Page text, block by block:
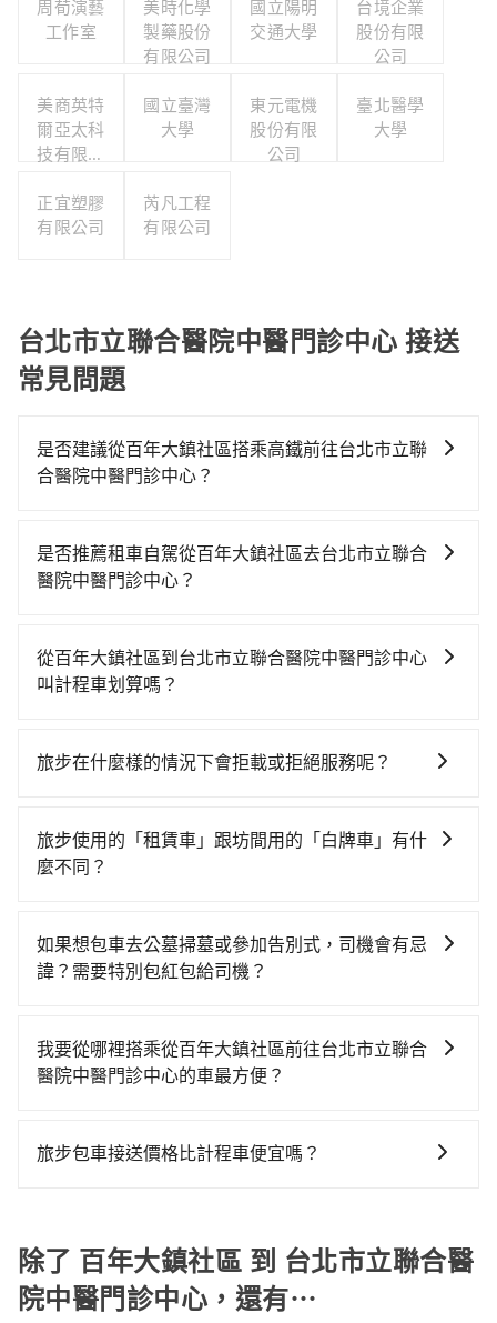
周荀演藝
工作室
美時化學
製藥股份
有限公司
國立陽明
交通大學
台境企業
股份有限
公司
美商英特
爾亞太科
技有限公
國立臺灣
大學
東元電機
股份有限
公司
臺北醫學
大學
正宜塑膠
有限公司
芮凡工程
有限公司
台北市立聯合醫院中醫門診中心 接送
常見問題
是否建議從百年大鎮社區搭乘高鐵前往台北市立聯
合醫院中醫門診中心？
心絕非最佳選擇，高鐵較貴、費時、轉車麻煩！桃園-台
北雖然一天最多時有74班車次，從最早06:49到23:40，
鐵站，叫一輛計程車花費約700元、車程約40分鐘。抵
達高鐵站後，步行進站、現場購票並於月台排隊的時間
站、等待車站前排班的計程車，搭上小黃後約花16分
分鐘，假設一人獨行，交通費總計1,060元。但如果全程
使用tripool並到府專車接送，則僅需花費約890元，費
車上，現在還不馬上來預約tripool！
是否推薦租車自駕從百年大鎮社區去台北市立聯合
醫院中醫門診中心？
可以選擇租車自駕，但花費可能不小。租車公司一般以
天為單位計費，小轎車如Toyota Yaris、Nissan
3元）、eTag（每公里約1元）、路邊停車（每小時約40
大鎮社區與台北市立聯合醫院中醫門診中心，不然就是
需要一次租用多天，如此預計小轎車的花費至少
從百年大鎮社區到台北市立聯合醫院中醫門診中心
叫計程車划算嗎？
灣大車隊、Uber、Line Taxi、Yoxi等，如果在路邊攔不
車看看。依照里程跳錶計算，價格約為1,135~1,400元
間，但如改預約tripool可省高達$500。綜合以上，無論
旅步在什麼樣的情況下會拒載或拒絕服務呢？
原因，司機有權拒絕服務： 1) 當日搭車人數或行李超過
訂購時填寫的數量。請務必確實填寫當日實際攜帶的行
童的安全，依道路交通安全規則規定，四歲以下的孩童
必須乘坐兒童座椅。 3) 搭乘寵物友善專車卻沒有裝籠。
旅步使用的「租賃車」跟坊間用的「白牌車」有什
麼不同？
字的「R」開頭，受車隊嚴格管理及審核後才可入隊，成
為旅步貴賓服務用車。與一些私家車充當營業用車違法
如果想包車去公墓掃墓或參加告別式，司機會有忌
諱？需要特別包紅包給司機？
都會提供接送服務。不過，如果您有其他特殊要求，例
如需要載運骨灰罈或在車上進行法事等作業，建議在訂
您自行決定。不過，建議可事先詢問司機是否接受。」
我要從哪裡搭乘從百年大鎮社區前往台北市立聯合
醫院中醫門診中心的車最方便？
落，只要有路能到、Google地圖上能標註、GPS上能找
旅步包車接送價格比計程車便宜嗎？
步費用比計程車低，且能讓您更能輕鬆掌握交通開支。
除了 百年大鎮社區 到 台北市立聯合醫
院中醫門診中心，還有⋯